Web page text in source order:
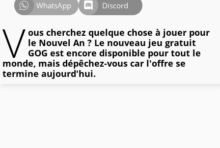
WhatsApp
Discord
V ous cherchez quelque chose à jouer pour
le Nouvel An ? Le nouveau jeu gratuit
GOG est encore disponible pour tout le
monde, mais dépêchez-vous car l'offre se
termine aujourd'hui.